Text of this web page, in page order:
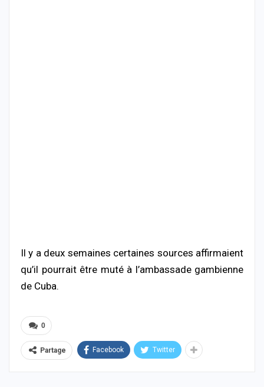
Il y a deux semaines certaines sources affirmaient
qu’il pourrait être muté à l’ambassade gambienne
de Cuba.
0
Partage Facebook Twitter